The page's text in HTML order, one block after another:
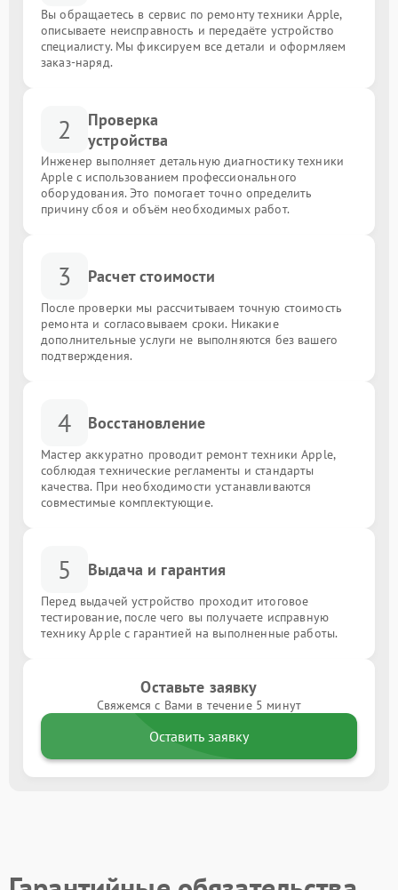
Вы обращаетесь в сервис по ремонту техники Apple,
описываете неисправность и передаёте устройство
специалисту. Мы фиксируем все детали и оформляем
заказ-наряд.
2
Проверка
устройства
Инженер выполняет детальную диагностику техники
Apple с использованием профессионального
оборудования. Это помогает точно определить
причину сбоя и объём необходимых работ.
3 Расчет стоимости
После проверки мы рассчитываем точную стоимость
ремонта и согласовываем сроки. Никакие
дополнительные услуги не выполняются без вашего
подтверждения.
4 Восстановление
Мастер аккуратно проводит ремонт техники Apple,
соблюдая технические регламенты и стандарты
качества. При необходимости устанавливаются
совместимые комплектующие.
5 Выдача и гарантия
Перед выдачей устройство проходит итоговое
тестирование, после чего вы получаете исправную
технику Apple с гарантией на выполненные работы.
Оставьте заявку
Свяжемся с Вами в течение 5 минут
Оставить заявку